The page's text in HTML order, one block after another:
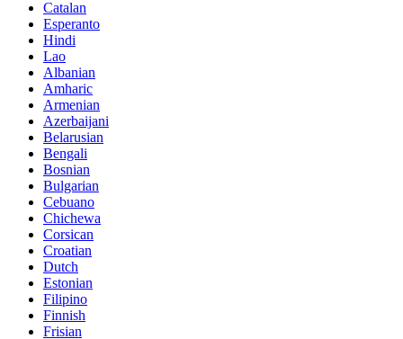
Catalan
Esperanto
Hindi
Lao
Albanian
Amharic
Armenian
Azerbaijani
Belarusian
Bengali
Bosnian
Bulgarian
Cebuano
Chichewa
Corsican
Croatian
Dutch
Estonian
Filipino
Finnish
Frisian